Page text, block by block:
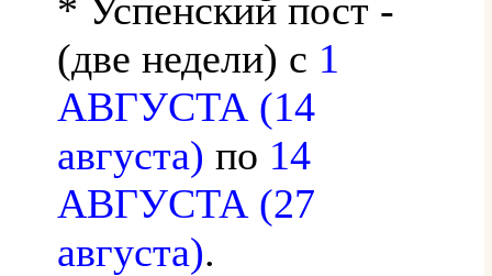
* Успенский пост -
(две недели) с 1
АВГУСТА (14
августа) по 14
АВГУСТА (27
августа).